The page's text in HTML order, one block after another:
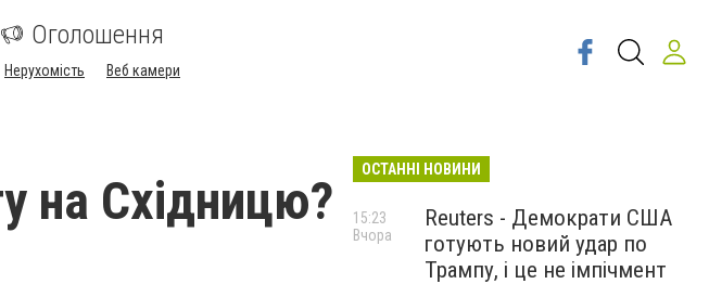
Оголошення
Нерухомість Веб камери
на Східницю?
ОСТАННІ НОВИНИ
Reuters - Демократи США
готують новий удар по
Трампу, і це не імпічмент
15:23
Вчора